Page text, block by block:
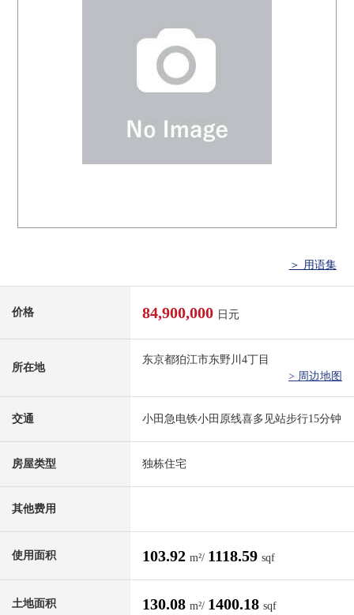
＞ 用语集
价格 84,900,000 日元
所在地
东京都狛江市东野川4丁目
> 周边地图
交通 小田急电铁小田原线喜多见站步行15分钟
房屋类型 独栋住宅
其他费用
使用面积 103.92 m²/ 1118.59 sqf
土地面积 130.08 m²/ 1400.18 sqf